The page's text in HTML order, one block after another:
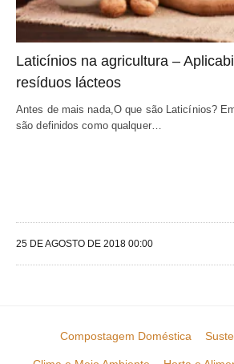
Laticínios na agricultura –
resíduos lácteos
Antes de mais nada,O que são Laticínios?
são definidos como qualquer…
25 DE AGOSTO DE 2018 00:00
Compostagem Doméstica